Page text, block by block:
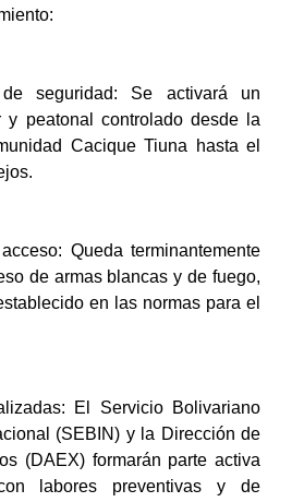
seguridad: Se activará un
y peatonal controlado desde la
Cacique Tiuna hasta el
Queda terminantemente
de armas blancas y de fuego,
en las normas para el
El Servicio Bolivariano
(SEBIN) y la Dirección de
(DAEX) formarán parte activa
labores preventivas y de